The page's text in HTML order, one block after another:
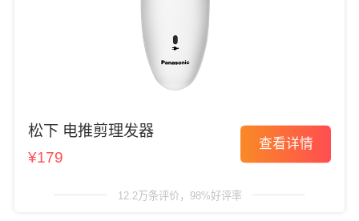
松下 电推剪理发器
¥179
查看详情
12.2万条评价，98%好评率